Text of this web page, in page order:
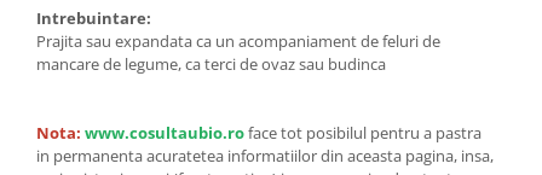
Zahar si indulcitori
Batoane
Dulciuri bio
Snacksuri
Intrebuintare:
Prajitasau expandataca un acompaniamentdefeluri de
mancarede legume,caterci de ovazsau budinca
Nota: www.cosultaubio.roface tot posibilul pentru a pastra
in permanenta acuratetea informatiilor din aceasta pagina, insa,